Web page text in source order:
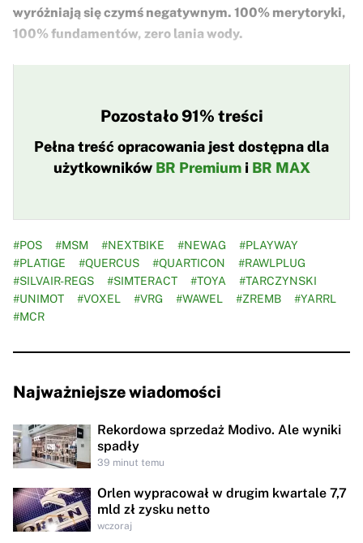
wyróżniają się czymś negatywnym. 100% merytoryki,
100% fundamentów, zero lania wody.
Pozostało 91% treści
Pełna treść opracowania jest dostępna dla
użytkowników BR Premiumi BR MAX
#POS #MSM #NEXTBIKE #NEWAG
#PLAYWAY
#PLATIGE
#QUERCUS #QUARTICON
#RAWLPLUG
#SILVAIR-REGS
#SIMTERACT #TOYA
#TARCZYNSKI
#UNIMOT
#VOXEL #VRG #WAWEL #ZREMB
#YARRL
#MCR
Najważniejsze wiadomości
Rekordowa sprzedaż Modivo. Ale wyniki
spadły
39 minut temu
Orlen wypracował w drugim kwartale 7,7
mld zł zysku netto
wczoraj